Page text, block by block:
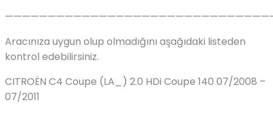
Aracınıza uygun olup olmadığını aşağıdaki listeden
kontrol edebilirsiniz.
CITROËN C4 Coupe (LA_) 2.0 HDi Coupe 140 07/2008 –
07/2011